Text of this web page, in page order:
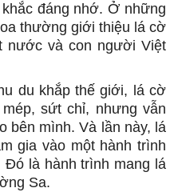
đáng nhớ. Ở những
thường giới thiệu lá cờ
nước và con người Việt
du khắp thế giới, lá cờ
sứt chỉ, nhưng vẫn
bên mình. Và lần này, lá
gia vào một hành trình
Đó là hành trình mang lá
Sa.